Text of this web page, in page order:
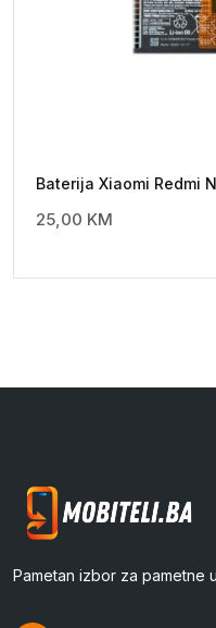
Baterija Xiaomi Redmi
25,00 KM
Pametan izbor za pametne